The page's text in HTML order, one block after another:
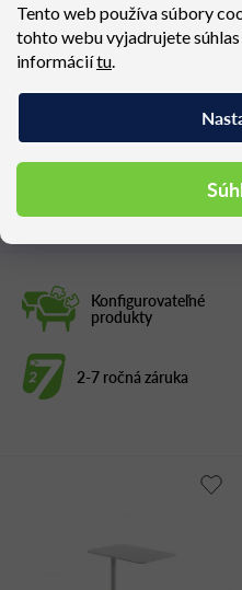
Tento web používa súbory
tohto webu vyjadrujete
informáciítu
Konfigurovateľné
produkty
2-7 ročná záruka
1 760,13 €
Podobné produkty